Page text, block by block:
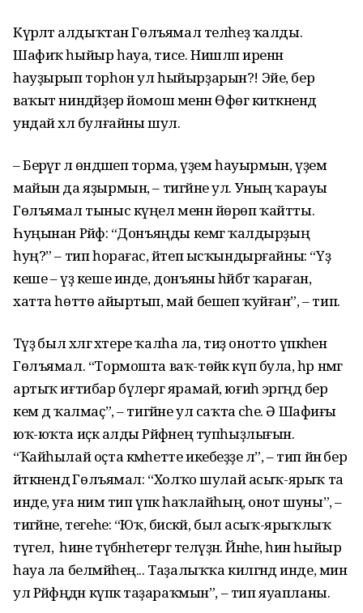
Күрәләтә алдыҡтан Гөлъямал телһеҙ ҡалды.
Шафиҡ һыйыр һауа, тисе. Нишләп иренән
һауҙырып торһон ул һыйырҙарын?! Эйе, бер
ваҡыт ниндәйҙер йомош менән Өфөгә киткәнендә
ундай хәл булғайны шул.
– Берәүгә лә өндәшеп торма, үҙем һауырмын, үҙем
майын да яҙырмын, – тигәйне ул. Уның ҡарауы
Гөлъямал тыныс күңел менән йөрөп ҡайтты.
Һуңынан Рәйфә: “Донъяңды кемгә ҡалдырҙың
һуң?” – тип һорағас, әйтеп ысҡындырғайны: “Үҙ
кеше – үҙ кеше инде, донъяны һәйбәт ҡараған,
хатта һөттө айыртып, май бешеп ҡуйған”, – тип.
Тәүҙә был хәлгә хәтере ҡалһа ла, тиҙ онотто үпкәһен
Гөлъямал. “Тормошта ваҡ-төйәк күп була, һәр нәмәгә
артыҡ иғтибар бүлергә ярамай, юғиһә эргәңдә бер
кем дә ҡалмаҫ”, – тигәйне ул саҡта әсәһе. Ә Шафиғы
юҡ-юҡта иҫкә алды Рәйфәнең тупһыҙлығын.
“Ҡайһылай оҫта кәмһетте икебеҙҙе лә”, – тип йәнә бер
әйткәнендә Гөлъямал: “Холҡо шулай асыҡ-ярыҡ та
инде, уға нимә тип үпкә һаҡлайһың, онот шуны”, –
тигәйне, тегеһе: “Юҡ, бисәкәй, был асыҡ-ярыҡлыҡ
түгел, ә һине түбәнһетергә теләүҙән. Йәнәһе, һин һыйыр
һауа ла белмәйһең... Таҙалыҡҡа килгәндә инде, мин
ул Рәйфәңдән күпкә таҙараҡмын”, – тип яуапланы.